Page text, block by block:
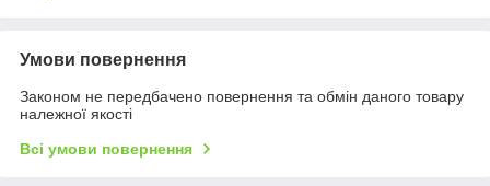
Умови повернення
Законом не передбачено повернення та обмін даного товару
належної якості
Всі умови повернення